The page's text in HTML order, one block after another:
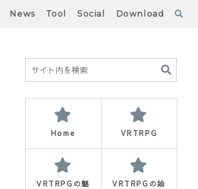
News Tool Social Download
Home VRTRPG
VRTRPGの魅
VRTRPGの始